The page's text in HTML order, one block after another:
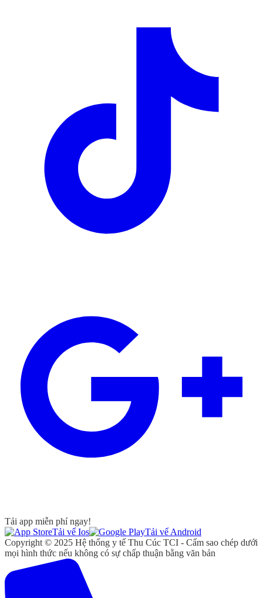
Tải app miễn phí ngay!
Tải vể Ios
Tải vể Android
Copyright © 2025 Hệ thống y tế Thu Cúc TCI - Cấm sao chép dưới
mọi hình thức nếu không có sự chấp thuận bằng văn bản